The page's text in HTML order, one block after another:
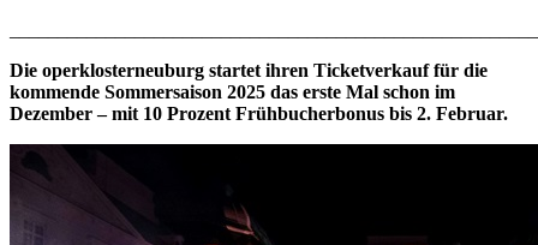
Die operklosterneuburg startet ihren Ticketverkauf für die
kommende Sommersaison 2025 das erste Mal schon im
Dezember – mit 10 Prozent Frühbucherbonus bis 2. Februar.